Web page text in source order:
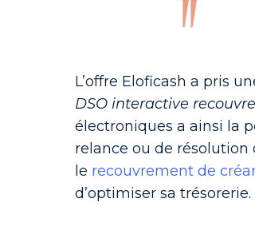
L’offre Eloficash a pris
DSO interactive
électroniques a ainsi la
relance ou de
le recouvrement de
d’optimiser sa trésorerie.